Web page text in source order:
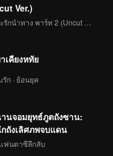
Teluk Alaska
Teluk Alaska
Ver.)
เคียงหทัย
ก · ย้อนยุค
นจอมยุทธ์ภูตถังซาน:
ถังเลิศภพจบแดน
ฟนตาซีลึกลับ